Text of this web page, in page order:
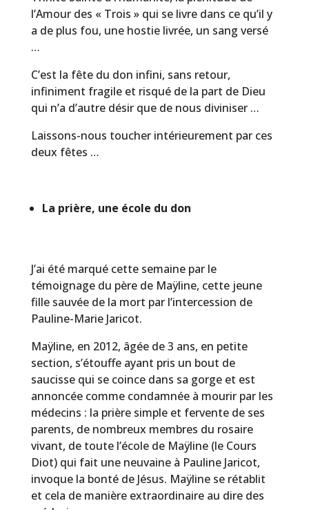
l’Amour des « Trois » qui se livre dans ce qu’il y
a de plus fou, une hostie livrée, un sang versé
…
C’est la fête du don infini, sans retour,
infiniment fragile et risqué de la part de Dieu
qui n’a d’autre désir que de nous diviniser …
Laissons-nous toucher intérieurement par ces
deux fêtes …
La prière, une école du don
J’ai été marqué cette semaine par le
témoignage du père de Maÿline, cette jeune
fille sauvée de la mort par l’intercession de
Pauline-Marie Jaricot.
Maÿline, en 2012, âgée de 3 ans, en petite
section, s’étouffe ayant pris un bout de
saucisse qui se coince dans sa gorge et est
annoncée comme condamnée à mourir par les
médecins : la prière simple et fervente de ses
parents, de nombreux membres du rosaire
vivant, de toute l’école de Maÿline (le Cours
Diot) qui fait une neuvaine à Pauline Jaricot,
invoque la bonté de Jésus. Maÿline se rétablit
et cela de manière extraordinaire au dire des